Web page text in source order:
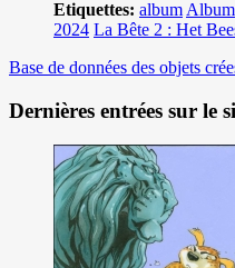
Etiquettes: album Album
2024 La Bête 2 : Het
Base de données des objets
Dernières entrées sur le